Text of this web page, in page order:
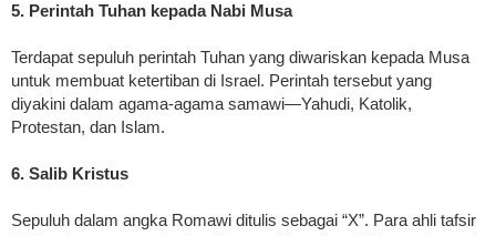
5. Perintah Tuhan kepada Nabi Musa
Terdapat sepuluh perintah Tuhan yang diwariskan kepada Musa
untuk membuat ketertiban di Israel. Perintah tersebut yang
diyakini dalam agama-agama samawi—Yahudi, Katolik,
Protestan, dan Islam.
6. Salib Kristus
Sepuluh dalam angka Romawi ditulis sebagai “X”. Para ahli tafsir